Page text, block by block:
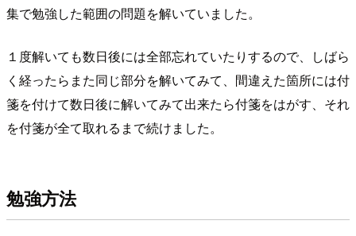
集で勉強した範囲の問題を解いていました。
１度解いても数日後には全部忘れていたりするので、しばら
く経ったらまた同じ部分を解いてみて、間違えた箇所には付
箋を付けて数日後に解いてみて出来たら付箋をはがす、それ
を付箋が全て取れるまで続けました。
勉強方法